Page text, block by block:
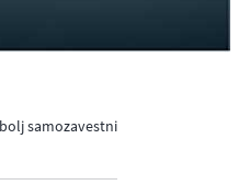
samozavestni